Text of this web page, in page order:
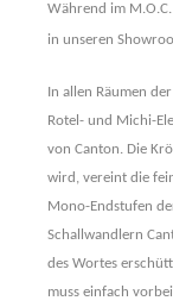
Während im
in unseren
In allen Räumen
Rotel- und Michi-
von Canton. Die
wird, vereint die
Mono-Endstufen
Schallwandlern
des Wortes
muss einfach